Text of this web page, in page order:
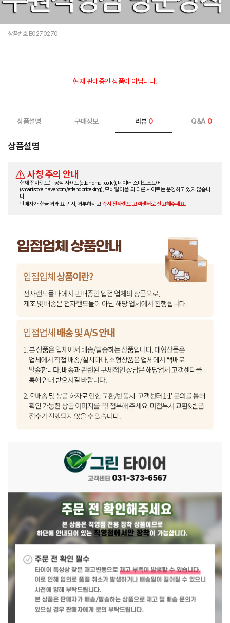
상품번호 B0270270
현재 판매중인 상품이 아닙니다.
상품설명 구매정보 리뷰 0 Q&A 0
상품설명
사칭 주의 안내
현재 전자랜드는 공식 사이트(etlandmall.co.kr), 네이버 스마트스토어
(smartstore.naver.com/etlandpriceking), 모바일 어플 외 다른 사이트는 운영하고 있지 않습니
다.
판매자가 현금 거래 요구 시, 거부하시고즉시 전자랜드 고객센터로 신고해주세요.